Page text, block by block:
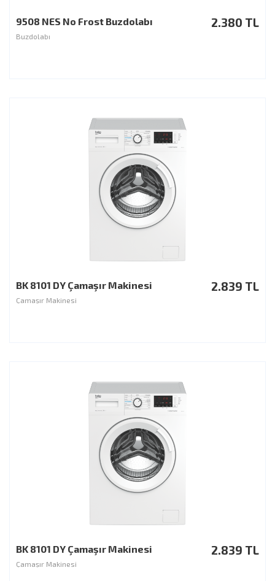
9508 NES No Frost Buzdolabı
Buzdolabı
2.380 TL
BK 8101 DY Çamaşır Makinesi
Çamaşır Makinesi
2.839 TL
BK 8101 DY Çamaşır Makinesi
Çamaşır Makinesi
2.839 TL